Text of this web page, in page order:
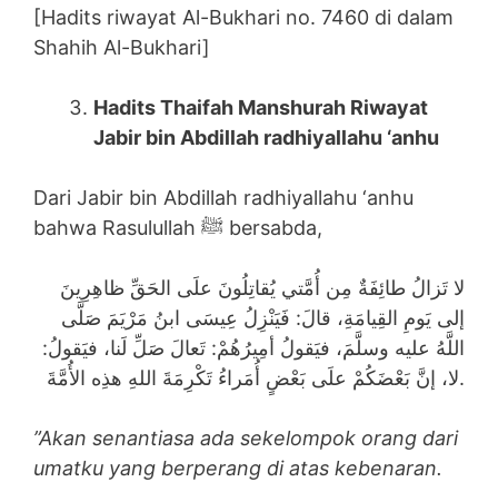
[Hadits riwayat Al-Bukhari no. 7460 di dalam
Shahih Al-Bukhari]
Hadits Thaifah Manshurah Riwayat
Jabir bin Abdillah radhiyallahu ‘anhu
Dari Jabir bin Abdillah radhiyallahu ‘anhu
bahwa Rasulullah ﷺ bersabda,
لا تَزالُ طائِفَةٌ مِن أُمَّتي يُقاتِلُونَ علَى الحَقِّ ظاهِرِينَ
إلى يَومِ القِيامَةِ، قالَ: فَيَنْزِلُ عِيسَى ابنُ مَرْيَمَ صَلَّى
اللَّهُ عليه وسلَّمَ، فيَقولُ أمِيرُهُمْ: تَعالَ صَلِّ لَنا، فيَقولُ:
لا، إنَّ بَعْضَكُمْ علَى بَعْضٍ أُمَراءُ تَكْرِمَةَ اللهِ هذِه الأُمَّةَ.
”Akan senantiasa ada sekelompok orang dari
umatku yang berperang di atas kebenaran.